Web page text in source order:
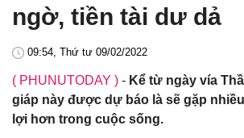
ngờ, tiền tài dư dả
09:54, Thứ tư 09/02/2022
( PHUNUTODAY ) - Kể từ ngày vía
giáp này được dự báo là sẽ gặp
lợi hơn trong cuộc sống.